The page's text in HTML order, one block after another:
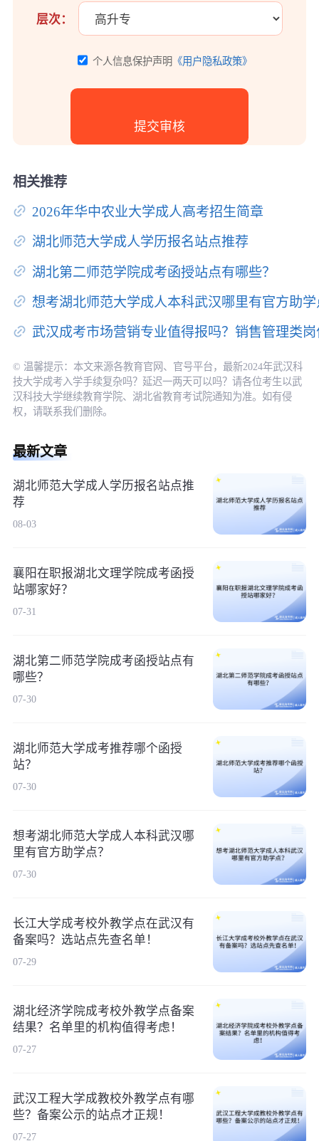
层次：
个人信息保护声明 《用户隐私政策》
相关推荐
2026年华中农业大学成人高考招生简章
湖北师范大学成人学历报名站点推荐
湖北第二师范学院成考函授站点有哪些？
想考湖北师范大学成人本科武汉哪里有官方助
武汉成考市场营销专业值得报吗？销售管理类
© 温馨提示：本文来源各教育官网、官号平台，最新2024年武汉科
技大学成考入学手续复杂吗？延迟一两天可以吗？请各位考生以武
汉科技大学继续教育学院、湖北省教育考试院通知为准。如有侵
权，请联系我们删除。
最新文章
湖北师范大学成人学历报名站点推
荐
08-03
襄阳在职报湖北文理学院成考函授
站哪家好？
07-31
湖北第二师范学院成考函授站点有
哪些？
07-30
湖北师范大学成考推荐哪个函授
站？
07-30
想考湖北师范大学成人本科武汉哪
里有官方助学点？
07-30
长江大学成考校外教学点在武汉有
备案吗？选站点先查名单！
07-29
湖北经济学院成考校外教学点备案
结果？名单里的机构值得考虑！
07-27
武汉工程大学成教校外教学点有哪
些？备案公示的站点才正规！
07-27